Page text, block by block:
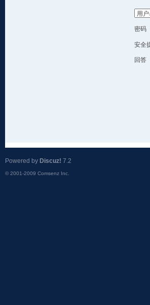
密码
安全
回答
Powered by Discuz! 7.2
© 2001-2009 Comsenz Inc.